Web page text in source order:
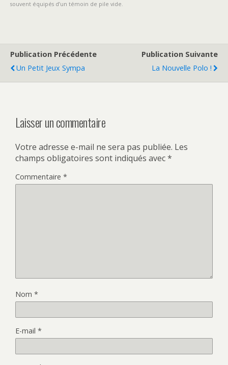
souvent équipés d’un témoin de pile vide.
Publication Précédente
Un Petit Jeux Sympa
Publication Suivante
La Nouvelle Polo !
Laisser un commentaire
Votre adresse e-mail ne sera pas publiée. Les
champs obligatoires sont indiqués avec*
Commentaire *
Nom *
E-mail *